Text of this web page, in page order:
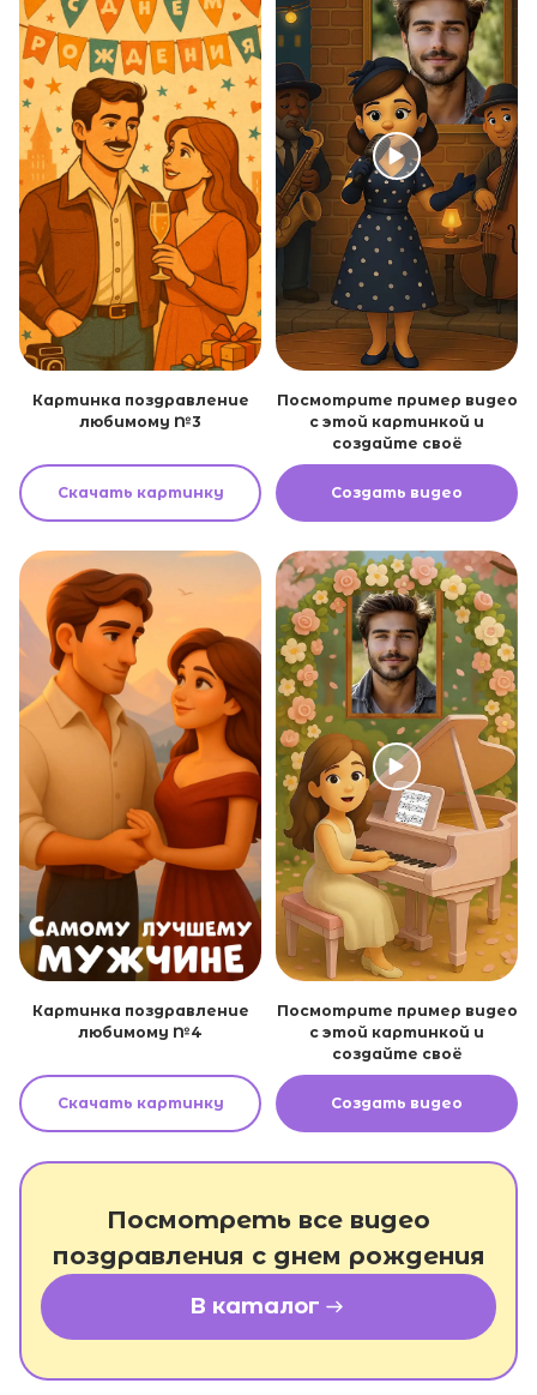
Картинка поздравление
любимому №3
Скачать картинку
Посмотрите пример видео
с этой картинкой и
создайте своё
Создать видео
Картинка поздравление
любимому №4
Скачать картинку
Посмотрите пример видео
с этой картинкой и
создайте своё
Создать видео
Посмотреть все видео
поздравления с днем рождения
В каталог